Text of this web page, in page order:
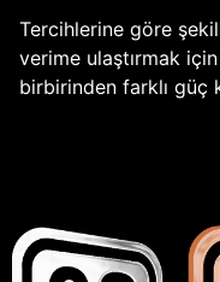
Tercihlerine göre
verime ulaştırmak
birbirinden farklı güç